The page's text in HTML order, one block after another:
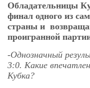
Обладательницы
финал одного из
страны и
проигранной
-Однозначный
3:0. Какие
Кубка?